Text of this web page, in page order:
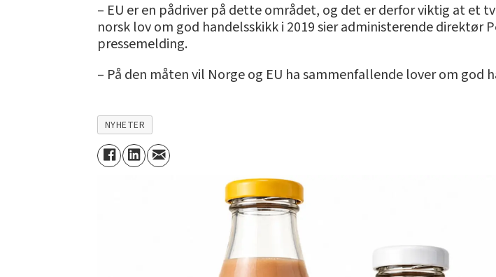
– EU er en pådriver på dette området, og det er derfor viktig at et
norsk lov om god handelsskikk i 2019 sier administerende direktør
pressemelding.
– På den måten vil Norge og EU ha sammenfallende lover om god
NYHETER